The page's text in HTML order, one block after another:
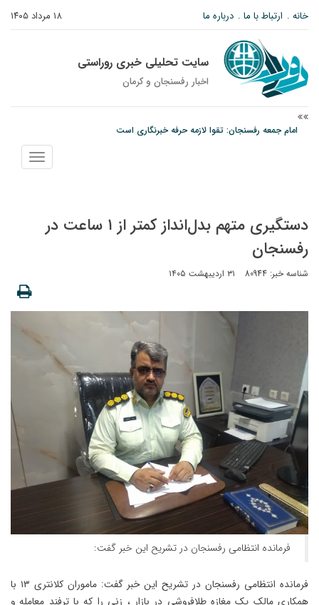
۱۸ مرداد ۱۴۰۵ خانه ارتباط با ما درباره ما
سایت تحلیلی خبری روراستی
اخبار رفسنجان و كرمان
امام جمعه رفسنجان: تقوا لازمه حرفه خبرنگاری است
پیش‌بینی هواشناسی برای استان کرمان؛ از وزش باد و گردوخاک تا رگبار و رعدوبرق
نمایش
منو
دستگیری متهم بدل‌انداز کمتر از ۱ ساعت در
رفسنجان
شناسه خبر: 80944 ۳۱ اردیبهشت ۱۴۰۵
فرمانده انتظامی رفسنجان در تشریح این خبر گفت:
فرمانده انتظامی رفسنجان در تشریح این خبر گفت: ماموران کلانتری ۱۳ با
همکاری مالک یک مغازه طلافروشی در بازار ، زنی را که با ترفند معامله و